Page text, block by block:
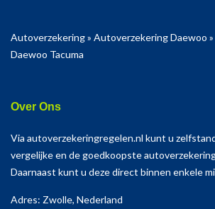
Autoverzekering» Autoverzekering Daewoo »
Daewoo Tacuma
Over Ons
Via autoverzekeringregelen.nl kunt u
vergelijke en de goedkoopste
Daarnaast kunt u deze direct binnen enkele
Adres: Zwolle, Nederland